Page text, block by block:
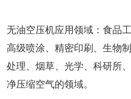
无油空压机应用领域：食品
高级喷涂、精密印刷、生物
处理、烟草、光学、科研所
净压缩空气的领域。